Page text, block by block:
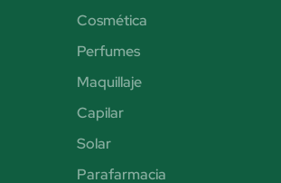
Cosmética
Perfumes
Maquillaje
Capilar
Solar
Parafarmacia